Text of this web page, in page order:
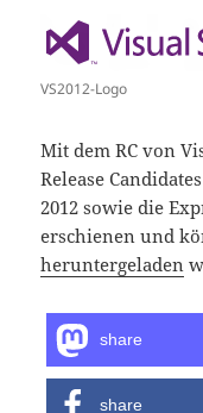
VS2012-Logo
Mit dem RC von
Release
2012 sowie die
erschienen und
heruntergeladen
share
share